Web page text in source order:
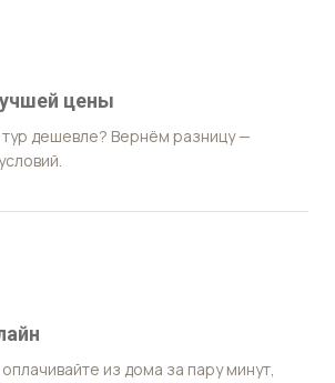
цены
дешевле? Вернём разницу —
из дома за пару минут,